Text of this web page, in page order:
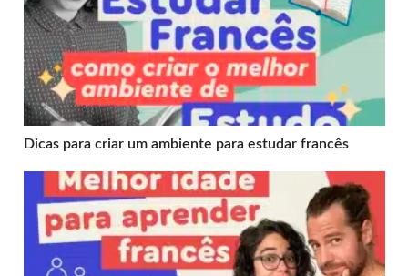
Dicas para criar um ambiente para estudar francês
Descubra qual é a melhor idade para aprender francês